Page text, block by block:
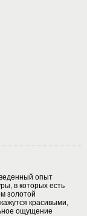
опыт
в которых есть
золотой
красивыми,
ощущение